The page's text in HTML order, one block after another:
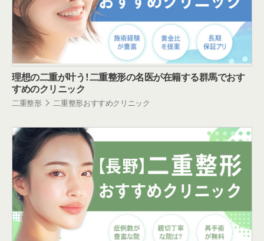
理想の二重が叶う！二重整形の名医が在籍する群馬でおす
すめのクリニック
二重整形 二重整形おすすめクリニック